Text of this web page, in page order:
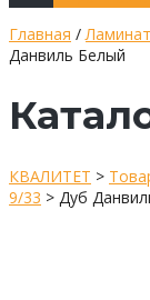
Главная /Ламинат
Данвиль Белый
КВАЛИТЕТ >
9/33 > Дуб